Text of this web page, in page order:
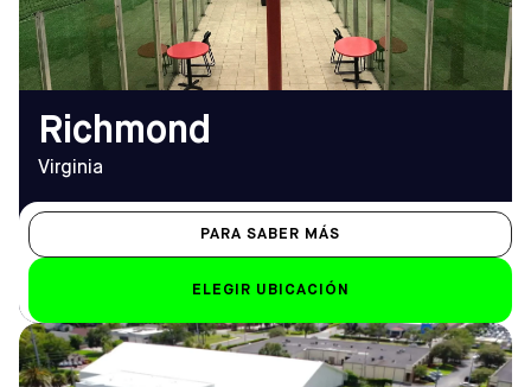
13:00 - 20:00
EMAIL
richmond@sofive.com
Richmond
Virginia
PARA SABER MÁS
ELEGIR UBICACIÓN
HORARIO DE